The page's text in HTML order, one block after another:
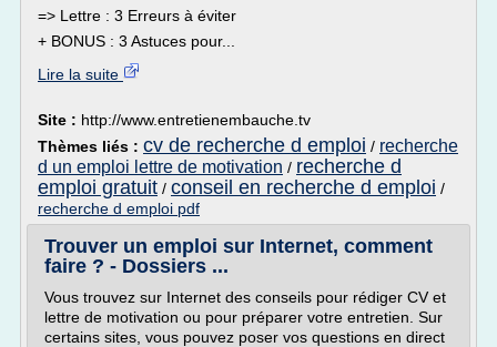
=> Lettre : 3 Erreurs à éviter
+ BONUS : 3 Astuces pour...
Lire la suite
Site : http://www.entretienembauche.tv
Thèmes liés : cv de recherche d emploi / recherche
d un emploi lettre de motivation / recherche d
emploi gratuit / conseil en recherche d emploi /
recherche d emploi pdf
Trouver un emploi sur Internet, comment
faire ? - Dossiers ...
Vous trouvez sur Internet des conseils pour rédiger CV et
lettre de motivation ou pour préparer votre entretien. Sur
certains sites, vous pouvez poser vos questions en direct